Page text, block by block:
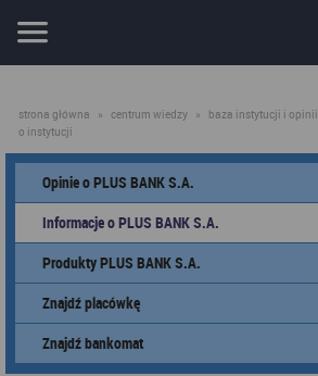
strona główna » centrum wiedzy » baza instytucji i opinii
o instytucji
Opinie o PLUS BANK S.A.
Informacje o PLUS BANK S.A.
Produkty PLUS BANK S.A.
Znajdź placówkę
Znajdź bankomat